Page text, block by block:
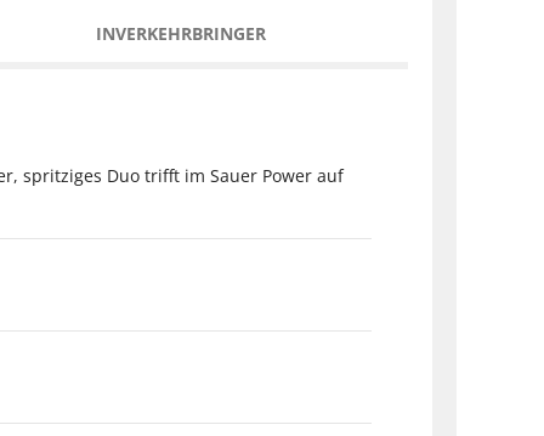
INVERKEHRBRINGER
spritziges Duo trifft im Sauer Power auf